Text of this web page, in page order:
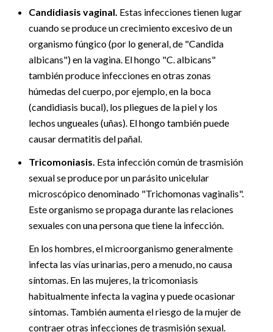
Candidiasis vaginal. Estas infecciones tienen lugar
cuando se produce un crecimiento excesivo de un
organismo fúngico (por lo general, de "Candida
albicans") en la vagina. El hongo "C. albicans"
también produce infecciones en otras zonas
húmedas del cuerpo, por ejemplo, en la boca
(candidiasis bucal), los pliegues de la piel y los
lechos ungueales (uñas). El hongo también puede
causar dermatitis del pañal.
Tricomoniasis. Esta infección común de trasmisión
sexual se produce por un parásito unicelular
microscópico denominado "Trichomonas vaginalis".
Este organismo se propaga durante las relaciones
sexuales con una persona que tiene la infección.
En los hombres, el microorganismo generalmente
infecta las vías urinarias, pero a menudo, no causa
síntomas. En las mujeres, la tricomoniasis
habitualmente infecta la vagina y puede ocasionar
síntomas. También aumenta el riesgo de la mujer de
contraer otras infecciones de trasmisión sexual.